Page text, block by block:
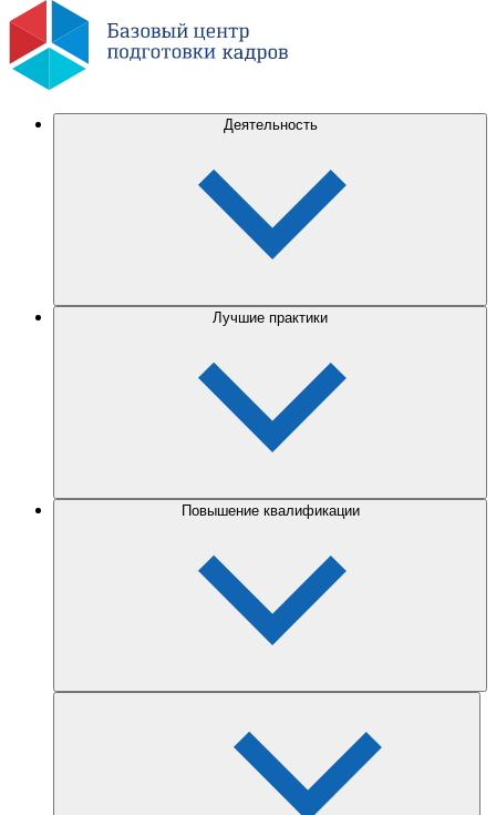
Деятельность
Лучшие практики
Повышение квалификации